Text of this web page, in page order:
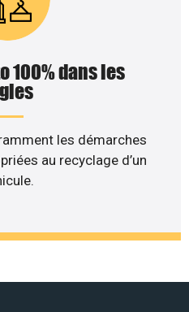
100% dans les
les démarches
au recyclage d’un